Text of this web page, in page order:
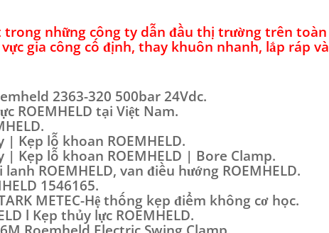
trong những công ty dẫn đầu thị trường trên toàn
gia công cố định, thay khuôn nhanh, lắp ráp và
2363-320 500bar 24Vdc.
ROEMHELD tại Việt Nam.
| Kẹp lỗ khoan ROEMHELD.
| Kẹp lỗ khoan ROEMHELD | Bore Clamp.
lanh ROEMHELD, van điều hướng ROEMHELD.
1546165.
METEC-Hệ thống kẹp điểm không cơ học.
l Kẹp thủy lực ROEMHELD.